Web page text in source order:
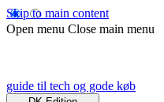
Skip to main content
Open menu Close main menu
guide til tech og gode køb